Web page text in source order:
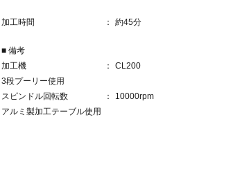
加工時間 約45分
■ 備考
加工機
CL200
3段プーリー使用
スピンドル回転数
10000rpm
アルミ製加工テーブル使用